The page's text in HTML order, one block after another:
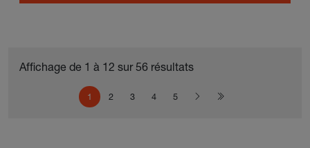
Affichage de 1 à 12 sur 56 résultats
Pagination
Page courante
1 Page
2 Page
3 Page
4 Page
5 Page suivanteDernière page